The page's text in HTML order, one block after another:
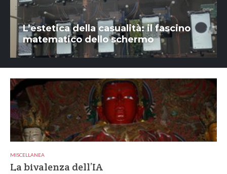
L’estetica della casualità: il fascino
matematico dello schermo
MISCELLANEA
La bivalenza dell’IA